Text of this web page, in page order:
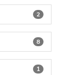
2
8
1